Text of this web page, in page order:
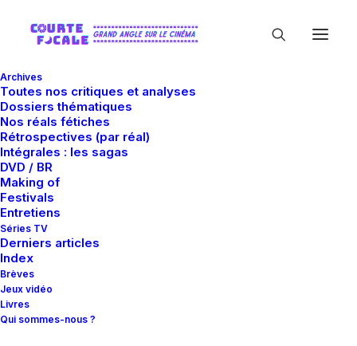
Archives
Toutes nos critiques et analyses
Dossiers thématiques
Nos réals fétiches
Rétrospectives (par réal)
Intégrales : les sagas
DVD / BR
Making of
Festivals
Entretiens
Séries TV
Derniers articles
Index
Brèves
Jeux vidéo
Livres
Qui sommes-nous ?